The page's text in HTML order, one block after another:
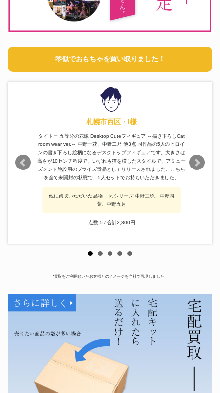
琴似でおもちゃを買い取りました！
札幌市西区・I様
タイトー 五等分の花嫁 Desktop Cuteフィギュア ～描き下ろしCat
room wear ver.～ 中野一花、中野二乃 他3点 同作品の5人のヒロイ
ンの書き下ろし絵柄になるデスクトップフィギュアです。大きさは
高さが10センチ程度で、いずれも猫を模したスタイルで、アミュー
ズメント施設用のプライズ景品としてリリースされました。こちら
を全て未開封の状態で、5人セットでお持ちいただきました。
他に買取いただいた品物 同シリーズ 中野三玖、中野四
葉、中野五月
点数:5 / 合計2,800円
*買取をご利用頂いたお客様とのイメージを当社で再現しました。